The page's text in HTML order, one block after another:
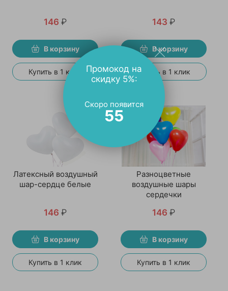
146 ₽
В корзину
Купить в 1 клик
143 ₽
В корзину
Купить в 1 клик
Латексный воздушный
шар-сердце белые
146 ₽
В корзину
Купить в 1 клик
Разноцветные
воздушные шары
сердечки
146 ₽
В корзину
Купить в 1 клик
Промокод на
скидку 5%:
Скоро появится
55